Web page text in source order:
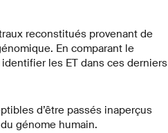
reconstitués provenant de
En comparant le
les ET dans ces derniers
d’être passés inaperçus
génome humain.